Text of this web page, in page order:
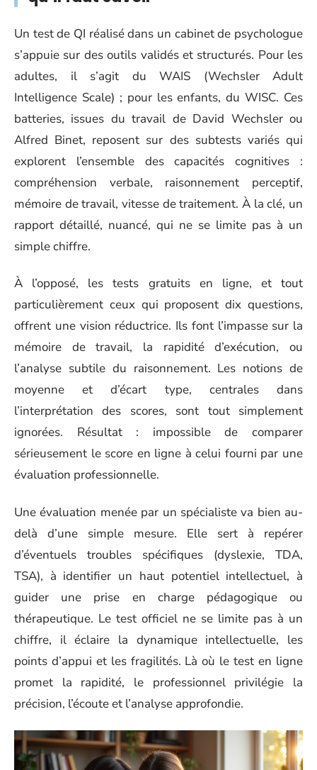
Un test de QI réalisé dans un cabinet de psychologue
s’appuie sur des outils validés et structurés. Pour les
adultes, il s’agit du WAIS (Wechsler Adult
Intelligence Scale) ; pour les enfants, du WISC. Ces
batteries, issues du travail de David Wechsler ou
Alfred Binet, reposent sur des subtests variés qui
explorent l’ensemble des capacités cognitives :
compréhension verbale, raisonnement perceptif,
mémoire de travail, vitesse de traitement. À la clé, un
rapport détaillé, nuancé, qui ne se limite pas à un
simple chiffre.
À l’opposé, les tests gratuits en ligne, et tout
particulièrement ceux qui proposent dix questions,
offrent une vision réductrice. Ils font l’impasse sur la
mémoire de travail, la rapidité d’exécution, ou
l’analyse subtile du raisonnement. Les notions de
moyenne et d’écart type, centrales dans
l’interprétation des scores, sont tout simplement
ignorées. Résultat : impossible de comparer
sérieusement le score en ligne à celui fourni par une
évaluation professionnelle.
Une évaluation menée par un spécialiste va bien au-
delà d’une simple mesure. Elle sert à repérer
d’éventuels troubles spécifiques (dyslexie, TDA,
TSA), à identifier un haut potentiel intellectuel, à
guider une prise en charge pédagogique ou
thérapeutique. Le test officiel ne se limite pas à un
chiffre, il éclaire la dynamique intellectuelle, les
points d’appui et les fragilités. Là où le test en ligne
promet la rapidité, le professionnel privilégie la
précision, l’écoute et l’analyse approfondie.